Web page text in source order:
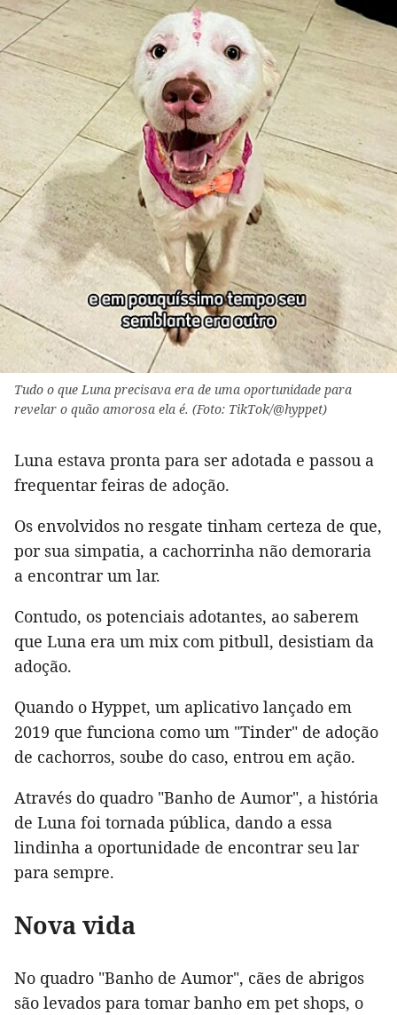
Tudo o que Luna precisava era de uma oportunidade para
revelar o quão amorosa ela é. (Foto: TikTok/@hyppet)
Luna estava pronta para ser adotada e passou a
frequentar feiras de adoção.
Os envolvidos no resgate tinham certeza de que,
por sua simpatia, a cachorrinha não demoraria
a encontrar um lar.
Contudo, os potenciais adotantes, ao saberem
que Luna era um mix com pitbull, desistiam da
adoção.
Quando o Hyppet, um aplicativo lançado em
2019 que funciona como um "Tinder" de adoção
de cachorros, soube do caso, entrou em ação.
Através do quadro "Banho de Aumor", a história
de Luna foi tornada pública, dando a essa
lindinha a oportunidade de encontrar seu lar
para sempre.
Nova vida
No quadro "Banho de Aumor", cães de abrigos
são levados para tomar banho em pet shops, o